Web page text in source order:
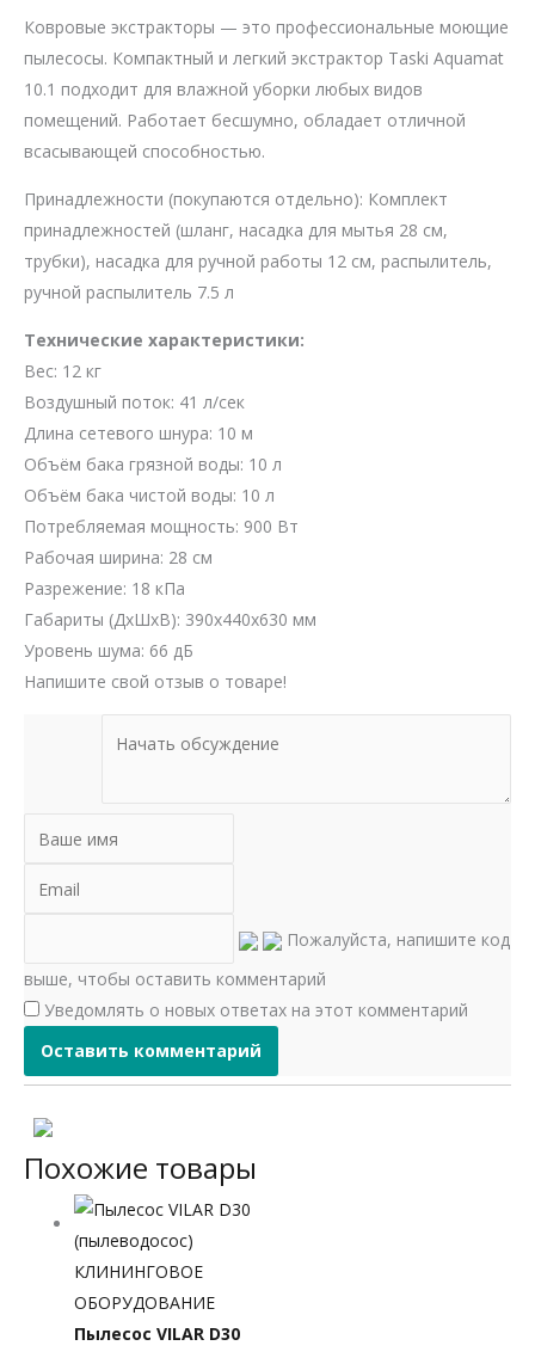
Ковровые экстракторы — это профессиональные моющие
пылесосы. Компактный и легкий экстрактор Taski Aquamat
10.1 подходит для влажной уборки любых видов
помещений. Работает бесшумно, обладает отличной
всасывающей способностью.
Принадлежности (покупаются отдельно): Комплект
принадлежностей (шланг, насадка для мытья 28 см,
трубки), насадка для ручной работы 12 см, распылитель,
ручной распылитель 7.5 л
Технические характеристики:
Вес: 12 кг
Воздушный поток: 41 л/сек
Длина сетевого шнура: 10 м
Объём бака грязной воды: 10 л
Объём бака чистой воды: 10 л
Потребляемая мощность: 900 Вт
Рабочая ширина: 28 см
Разрежение: 18 кПа
Габариты (ДхШхВ): 390х440х630 мм
Уровень шума: 66 дБ
Напишите свой отзыв о товаре!
Пожалуйста, напишите код
выше, чтобы оставить комментарий
Уведомлять о новых ответах на этот комментарий
Похожие товары
КЛИНИНГОВОЕ
ОБОРУДОВАНИЕ
Пылесос VILAR D30